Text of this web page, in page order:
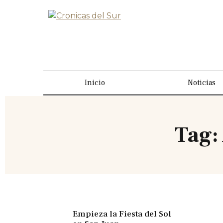
Inicio Noticias
Empieza la Fiesta del Sol